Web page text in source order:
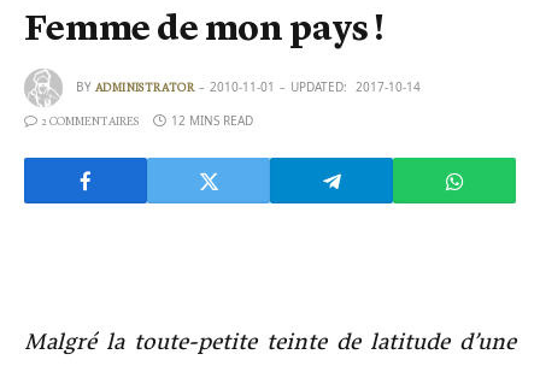
Femme de mon pays !
BY ADMINISTRATOR 2010-11-01 UPDATED: 2017-10-14
2 COMMENTAIRES 12 MINS READ
Malgré la toute-petite teinte de latitude d’une